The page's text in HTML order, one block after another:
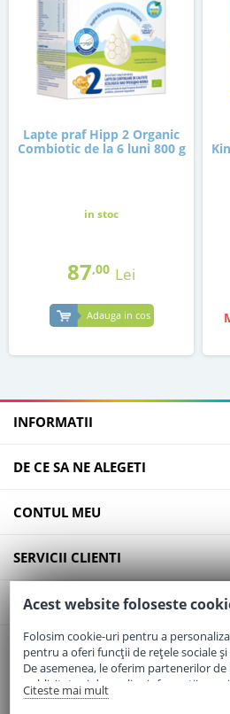
Lapte praf Hipp 2 Organic
Combiotic de la 6 luni 800 g
in stoc
87,00 Lei
Adauga in cos
INFORMATII
DE CE SA NE ALEGETI
CONTUL MEU
SERVICII CLIENTI
CONTACT
Email:office@elaptepraf.ro
Telefon:0745-964-449
Adresa:Sos. Borsului, Nr. 20, Oradea,
Acest website foloseste
Folosim cookie-uri pentru a
pentru a oferi funcții de rețele sociale
De asemenea, le oferim partenerilor de
publicitate și de analize informații cu
folosiți site-ul nostru. Aceștia le pot
Citeste mai mult